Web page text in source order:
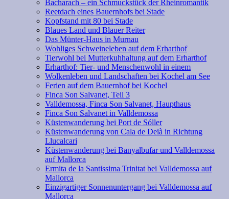
Bacharach – ein Schmuckstück der Rheinromantik
Reetdach eines Bauernhofs bei Stade
Kopfstand mit 80 bei Stade
Blaues Land und Blauer Reiter
Das Münter-Haus in Murnau
Wohliges Schweineleben auf dem Erharthof
Tierwohl bei Mutterkuhhaltung auf dem Erharthof
Erharthof: Tier- und Menschenwohl in einem
Wolkenleben und Landschaften bei Kochel am See
Ferien auf dem Bauernhof bei Kochel
Finca Son Salvanet, Teil 3
Valldemossa, Finca Son Salvanet, Haupthaus
Finca Son Salvanet in Valldemossa
Küstenwanderung bei Port de Sóller
Küstenwanderung von Cala de Deià in Richtung
Llucalcari
Küstenwanderung bei Banyalbufar und Valldemossa
auf Mallorca
Ermita de la Santissima Trinitat bei Valldemossa auf
Mallorca
Einzigartiger Sonnenuntergang bei Valldemossa auf
Mallorca